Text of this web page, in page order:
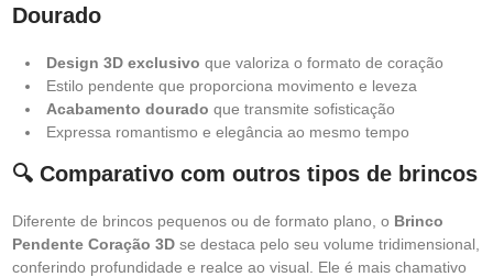
Dourado
Design 3D exclusivo que valoriza o formato de coração
Estilo pendente que proporciona movimento e leveza
Acabamento dourado que transmite sofisticação
Expressa romantismo e elegância ao mesmo tempo
🔍 Comparativo com outros tipos de brincos
Diferente de brincos pequenos ou de formato plano, o Brinco
Pendente Coração 3D se destaca pelo seu volume tridimensional,
conferindo profundidade e realce ao visual. Ele é mais chamativo